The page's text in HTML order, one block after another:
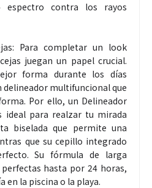
espectro contra los rayos
Para completar un look
juegan un papel crucial.
forma durante los días
delineador multifuncional que
Por ello, un Delineador
ideal para realzar tu mirada
biselada que permite una
que su cepillo integrado
Su fórmula de larga
hasta por 24 horas,
en la piscina o la playa.